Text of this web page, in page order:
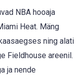
NBA hooaja
Heat. Mäng
ning alati
Fieldhouse areenil.
ja nende